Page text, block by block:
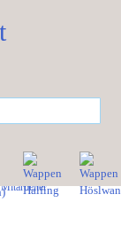
Mitarbeiter